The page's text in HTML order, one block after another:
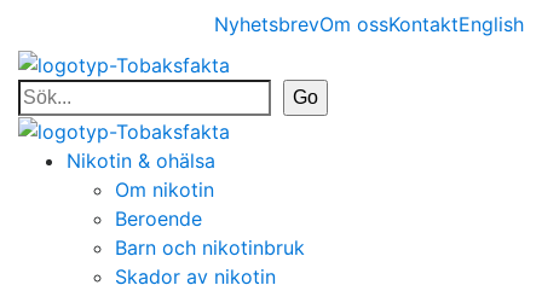
NyhetsbrevOm ossKontaktEnglish
Nikotin & ohälsa
Om nikotin
Beroende
Barn och nikotinbruk
Skador av nikotin